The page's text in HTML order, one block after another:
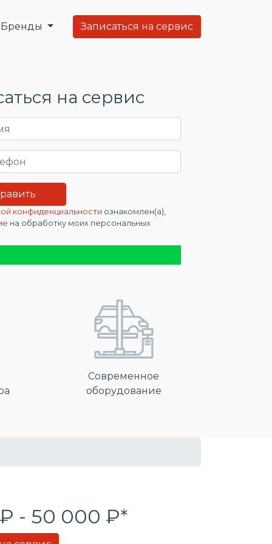
Бренды Записаться на сервис
на сервис
конфиденциальности ознакомлен(а),
на обработку моих персональных
Современное
оборудование
- 50 000 ₽*